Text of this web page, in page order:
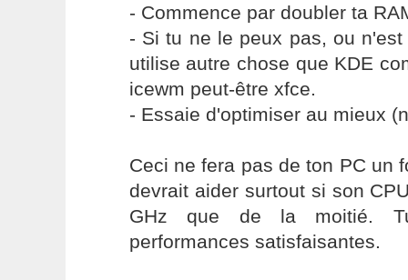
- Commence par doubler ta
- Si tu ne le peux pas, ou
utilise autre chose que KDE
icewm peut-être xfce.
- Essaie d'optimiser au mieux
Ceci ne fera pas de ton PC un
devrait aider surtout si son
GHz que de la moitié.
performances satisfaisantes.